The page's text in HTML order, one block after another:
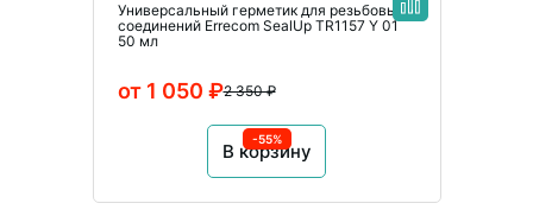
Универсальный герметик для резьбовых
соединений Errecom SealUp TR1157 Y 01
50 мл
2 350 ₽
от 1 050 ₽
В корзину
-55%